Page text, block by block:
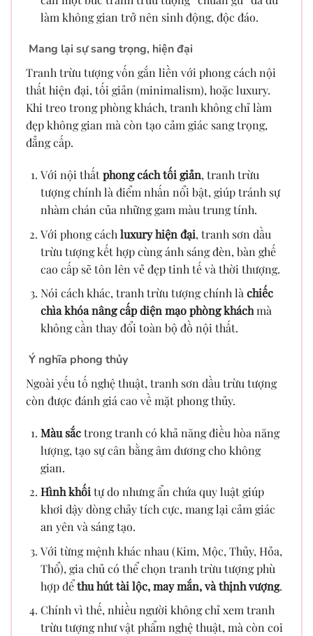
làm không gian trở nên sinh động, độc đáo.
Mang lại sự sang trọng, hiện đại
Tranh trừu tượng vốn gắn liền với phong cách nội
thất hiện đại, tối giản (minimalism), hoặc luxury.
Khi treo trong phòng khách, tranh không chỉ làm
đẹp không gian mà còn tạo cảm giác sang trọng,
đẳng cấp.
Với nội thấtphong cách tối giản, tranh trừu
tượng chính là điểm nhấn nổi bật, giúp tránh sự
nhàm chán của những gam màu trung tính.
Với phong cách luxury hiện đại, tranh sơn dầu
trừu tượng kết hợp cùng ánh sáng đèn, bàn ghế
cao cấp sẽ tôn lên vẻ đẹp tinh tế và thời thượng.
Nói cách khác, tranh trừu tượng chính là chiếc
chìa khóa nâng cấp diện mạo phòng kháchmà
không cần thay đổi toàn bộ đồ nội thất.
Ý nghĩa phong thủy
Ngoài yếu tố nghệ thuật, tranh sơn dầu trừu tượng
còn được đánh giá cao về mặt phong thủy.
Màu sắctrong tranh có khả năng điều hòa năng
lượng, tạo sự cân bằng âm dương cho không
gian.
Hình khốitự do nhưng ẩn chứa quy luật giúp
khơi dậy dòng chảy tích cực, mang lại cảm giác
an yên và sáng tạo.
Với từng mệnh khác nhau (Kim, Mộc, Thủy, Hỏa,
Thổ), gia chủ có thể chọn tranh trừu tượng phù
hợp đểthu hút tài lộc, may mắn, và thịnh vượng.
Chính vì thế, nhiều người không chỉ xem tranh
trừu tượng như vật phẩm nghệ thuật, mà còn coi